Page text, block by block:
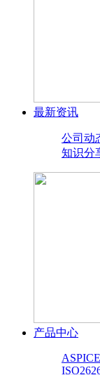
最新资讯
公司动
知识分
产品中心
ASPICE